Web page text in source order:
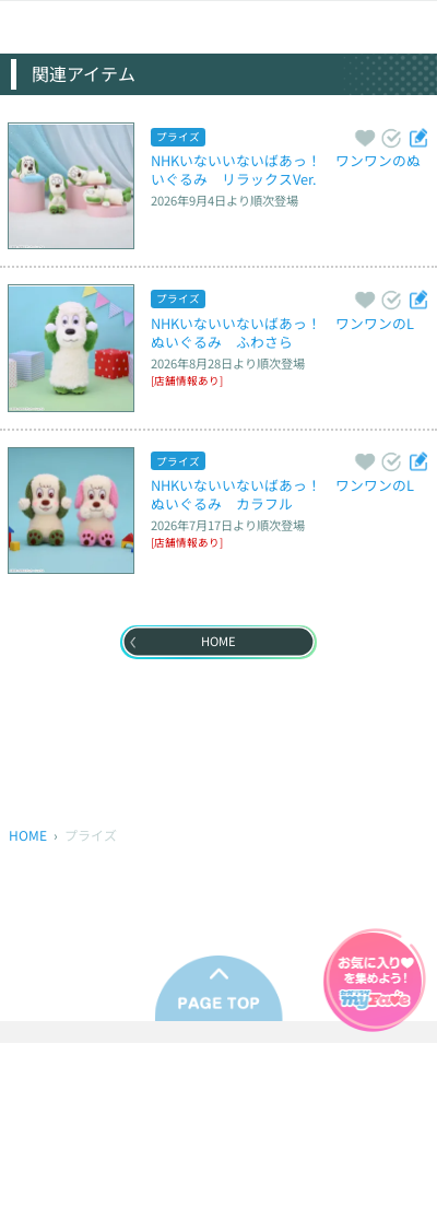
関連アイテム
プライズ
NHKいないいないばあっ！　ワンワンのぬ
いぐるみ　リラックスVer.
2026年9月4日より順次登場
プライズ
NHKいないいないばあっ！　ワンワンのL
ぬいぐるみ　ふわさら
2026年8月28日より順次登場
[店舗情報あり]
プライズ
NHKいないいないばあっ！　ワンワンのL
ぬいぐるみ　カラフル
2026年7月17日より順次登場
[店舗情報あり]
HOME
HOME プライズ